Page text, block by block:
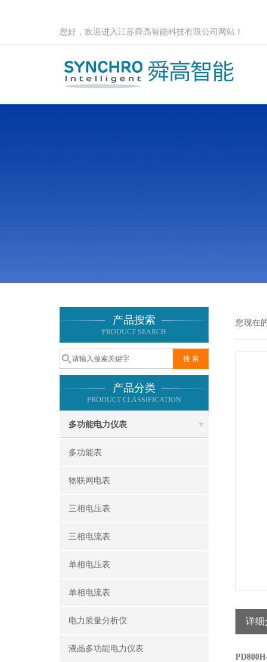
您好，欢迎进入江苏舜高智能科技有限公司网站！
产品搜索
PRODUCT SEARCH
产品分类
PRODUCT CLASSIFICATION
多功能电力仪表
多功能表
物联网电表
三相电压表
三相电流表
单相电压表
单相电流表
电力质量分析仪
液晶多功能电力仪表
您现在
详细